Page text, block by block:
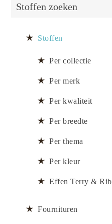
Stoffen zoeken
Stoffen
Per collectie
Per merk
Per kwaliteit
Per breedte
Per thema
Per kleur
Effen Terry & Rib
Fournituren